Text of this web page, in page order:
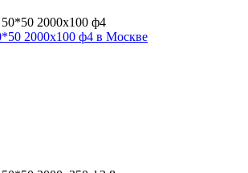
2000х100 ф4 в Москве